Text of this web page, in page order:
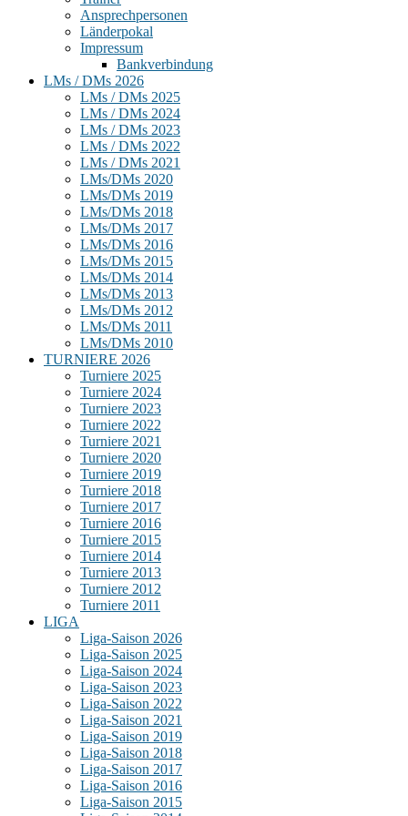
Ansprechpersonen
Länderpokal
Impressum
Bankverbindung
LMs / DMs 2026
LMs / DMs 2025
LMs / DMs 2024
LMs / DMs 2023
LMs / DMs 2022
LMs / DMs 2021
LMs/DMs 2020
LMs/DMs 2019
LMs/DMs 2018
LMs/DMs 2017
LMs/DMs 2016
LMs/DMs 2015
LMs/DMs 2014
LMs/DMs 2013
LMs/DMs 2012
LMs/DMs 2011
LMs/DMs 2010
TURNIERE 2026
Turniere 2025
Turniere 2024
Turniere 2023
Turniere 2022
Turniere 2021
Turniere 2020
Turniere 2019
Turniere 2018
Turniere 2017
Turniere 2016
Turniere 2015
Turniere 2014
Turniere 2013
Turniere 2012
Turniere 2011
LIGA
Liga-Saison 2026
Liga-Saison 2025
Liga-Saison 2024
Liga-Saison 2023
Liga-Saison 2022
Liga-Saison 2021
Liga-Saison 2019
Liga-Saison 2018
Liga-Saison 2017
Liga-Saison 2016
Liga-Saison 2015